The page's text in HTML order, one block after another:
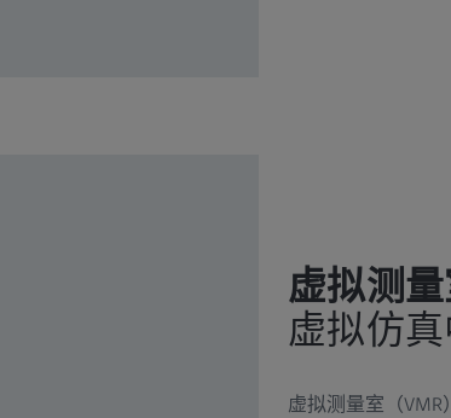
虚拟测
虚拟仿
虚拟测量室（